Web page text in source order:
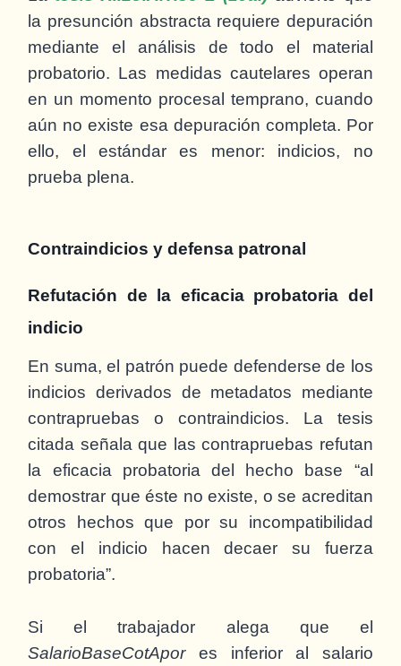
la presunción abstracta requiere depuración
mediante el análisis de todo el material
probatorio. Las medidas cautelares operan
en un momento procesal temprano, cuando
aún no existe esa depuración completa. Por
ello, el estándar es menor: indicios, no
prueba plena.
Contraindicios y defensa patronal
Refutación de la eficacia probatoria del
indicio
En suma, el patrón puede defenderse de los
indicios derivados de metadatos mediante
contrapruebas o contraindicios. La tesis
citada señala que las contrapruebas refutan
la eficacia probatoria del hecho base “al
demostrar que éste no existe, o se acreditan
otros hechos que por su incompatibilidad
con el indicio hacen decaer su fuerza
probatoria”.
Si el trabajador alega que el
SalarioBaseCotApores inferior al salario